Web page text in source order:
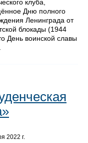
клуба,
Дню полного
Ленинграда от
блокады (1944
День воинской славы
2022 г.